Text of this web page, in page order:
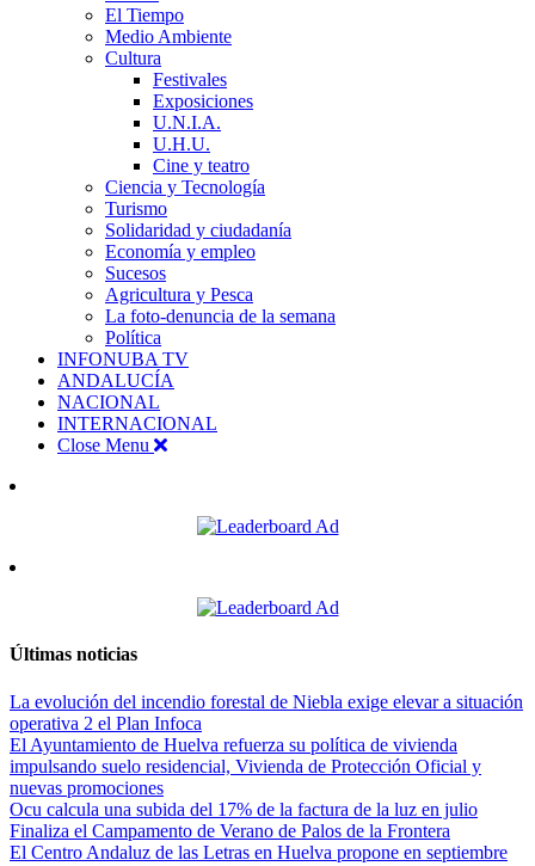
El Tiempo
Medio Ambiente
Cultura
Festivales
Exposiciones
U.N.I.A.
U.H.U.
Cine y teatro
Ciencia y Tecnología
Turismo
Solidaridad y ciudadanía
Economía y empleo
Sucesos
Agricultura y Pesca
La foto-denuncia de la semana
Política
INFONUBA TV
ANDALUCÍA
NACIONAL
INTERNACIONAL
Close Menu
Últimas noticias
La evolución del incendio forestal de Niebla exige elevar a situación
operativa 2 el Plan Infoca
El Ayuntamiento de Huelva refuerza su política de vivienda
impulsando suelo residencial, Vivienda de Protección Oficial y
nuevas promociones
Ocu calcula una subida del 17% de la factura de la luz en julio
Finaliza el Campamento de Verano de Palos de la Frontera
El Centro Andaluz de las Letras en Huelva propone en septiembre